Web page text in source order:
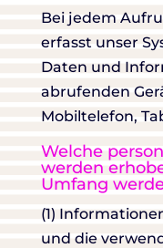
Bei jedem
erfasst unser
Daten und
abrufenden
Mobiltelefon,
Welche
werden
Umfang
(1)
und die